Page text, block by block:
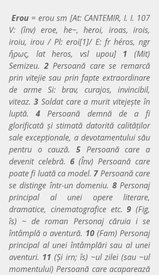
Erou = erou sm [At: CANTEMIR, I. I. 107
V: (înv) eroe, he~, heroi, iroas, irois,
iroiu, irou / Pl: eroi[1]/ E: fr héros, ngr
ἥρως, lat heros, vsl ирои] 1 (Mit)
Semizeu. 2 Persoană care se remarcă
prin vitejie sau prin fapte extraordinare
de arme Si: brav, curajos, invincibil,
viteaz. 3 Soldat care a murit vitejește în
luptă. 4 Persoană demnă de a fi
glorificată și stimată datorită calităților
sale excepționale, a devotamentului său
pentru o cauză. 5 Persoană care a
devenit celebră. 6 (Înv) Persoană care
poate fi luată ca model. 7 Persoană care
se distinge într-un domeniu. 8 Personaj
principal al unei opere literare,
dramatice, cinematografice etc. 9 (Fig,
îs) ~ de roman Personaj căruia i se
întâmplă o aventură. 10 (Fam) Personaj
principal al unei întâmplări sau al unei
aventuri. 11 (Și irn; îs) ~ul zilei (sau ~ul
momentului) Persoană care acaparează